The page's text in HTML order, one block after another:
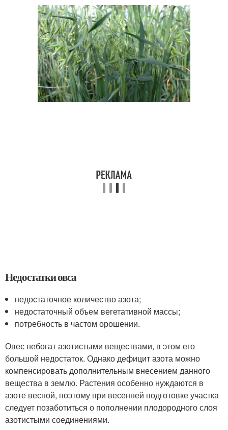
Недостатки овса
недостаточное количество азота;
недостаточный объем вегетативной массы;
потребность в частом орошении.
Овес небогат азотистыми веществами, в этом его
большой недостаток. Однако дефицит азота можно
компенсировать дополнительным внесением данного
вещества в землю. Растения особенно нуждаются в
азоте весной, поэтому при весенней подготовке участка
следует позаботиться о пополнении плодородного слоя
азотистыми соединениями.